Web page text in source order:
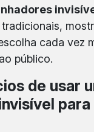
cada vez
público.
de usar
para